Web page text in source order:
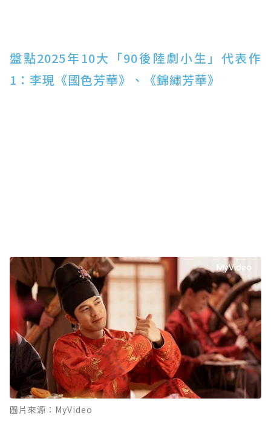
盤點2025年10大「90後陸劇小生」代表作
1：李現《國色芳華》、《錦繡芳華》
圖片來源：MyVideo